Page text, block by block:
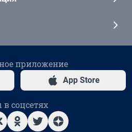
приложение
App Store
соцсетях